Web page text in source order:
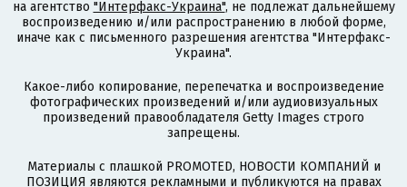
на агентство "Интерфакс-Украина", не подлежат дальнейшему
воспроизведению и/или распространению в любой форме,
иначе как с письменного разрешения агентства "Интерфакс-
Украина".
Какое-либо копирование, перепечатка и воспроизведение
фотографических произведений и/или аудиовизуальных
произведений правообладателя Getty Images строго
запрещены.
Материалы с плашкой PROMOTED, НОВОСТИ КОМПАНИЙ и
ПОЗИЦИЯ являются рекламными и публикуются на правах